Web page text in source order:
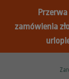
zamówienia